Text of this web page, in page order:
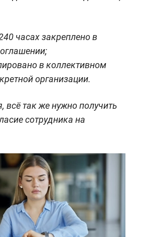
часах закреплено в
в коллективном
организации.
всё так же нужно получить
сотрудника на